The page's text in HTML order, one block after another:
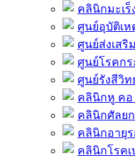
คลินิกมะเร็
ศูนย์อุบัติเ
ศูนย์ส่งเสริ
ศูนย์โรคก
ศูนย์รังสีวิท
คลินิกหู คอ
คลินิกศัลย
คลินิกอายุ
คลินิกโรค